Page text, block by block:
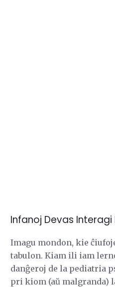
Infanoj Devas Interagi
Imagu mondon, kie
tabulon. Kiam ili iam
danĝeroj de la pediatria
pri kiom (aŭ malgranda)